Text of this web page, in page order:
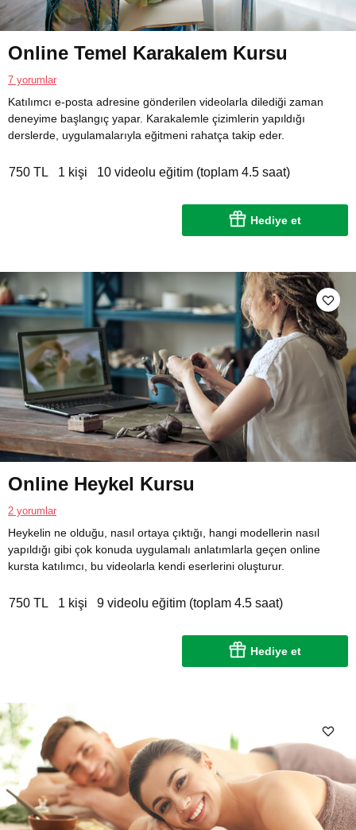
Online Temel Karakalem Kursu
7 yorumlar
Katılımcı e-posta adresine gönderilen videolarla dilediği zaman
deneyime başlangıç yapar. Karakalemle çizimlerin yapıldığı
derslerde, uygulamalarıyla eğitmeni rahatça takip eder.
750 TL 1 kişi 10 videolu eğitim (toplam 4.5 saat)
Hediye et
Online Heykel Kursu
2 yorumlar
Heykelin ne olduğu, nasıl ortaya çıktığı, hangi modellerin nasıl
yapıldığı gibi çok konuda uygulamalı anlatımlarla geçen online
kursta katılımcı, bu videolarla kendi eserlerini oluşturur.
750 TL 1 kişi 9 videolu eğitim (toplam 4.5 saat)
Hediye et